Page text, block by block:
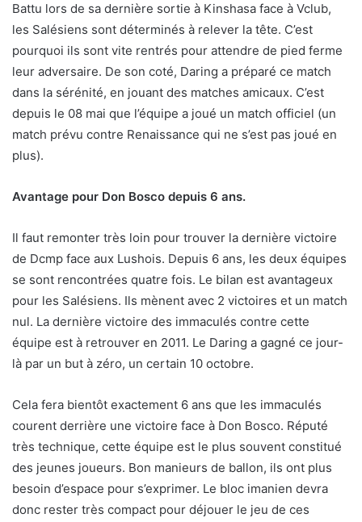
Battu lors de sa dernière sortie à Kinshasa face à Vclub,
les Salésiens sont déterminés à relever la tête. C’est
pourquoi ils sont vite rentrés pour attendre de pied ferme
leur adversaire. De son coté, Daring a préparé ce match
dans la sérénité, en jouant des matches amicaux. C’est
depuis le 08 mai que l’équipe a joué un match officiel (un
match prévu contre Renaissance qui ne s’est pas joué en
plus).
Avantage pour Don Bosco depuis 6 ans.
Il faut remonter très loin pour trouver la dernière victoire
de Dcmp face aux Lushois. Depuis 6 ans, les deux équipes
se sont rencontrées quatre fois. Le bilan est avantageux
pour les Salésiens. Ils mènent avec 2 victoires et un match
nul. La dernière victoire des immaculés contre cette
équipe est à retrouver en 2011. Le Daring a gagné ce jour-
là par un but à zéro, un certain 10 octobre.
Cela fera bientôt exactement 6 ans que les immaculés
courent derrière une victoire face à Don Bosco. Réputé
très technique, cette équipe est le plus souvent constitué
des jeunes joueurs. Bon manieurs de ballon, ils ont plus
besoin d’espace pour s’exprimer. Le bloc imanien devra
donc rester très compact pour déjouer le jeu de ces